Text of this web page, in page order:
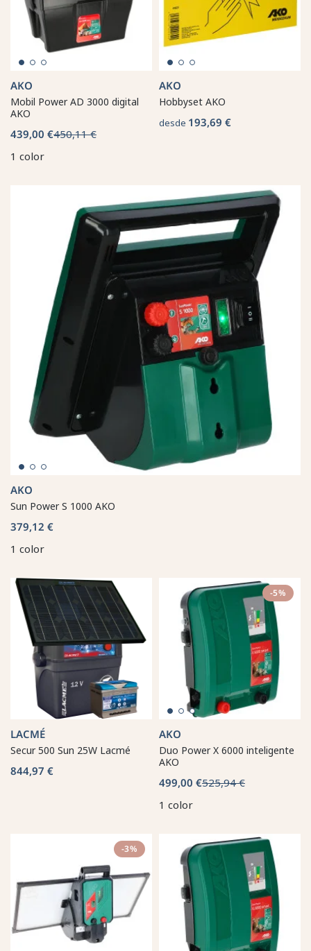
AKO
Mobil Power AD 3000 digital
AKO
439,00 €450,11 €
1 color
AKO
Hobbyset AKO
desde 193,69 €
AKO
Sun Power S 1000 AKO
379,12 €
1 color
LACMÉ
Secur 500 Sun 25W Lacmé
844,97 €
-5%
AKO
Duo Power X 6000 inteligente
AKO
499,00 €525,94 €
1 color
-3%